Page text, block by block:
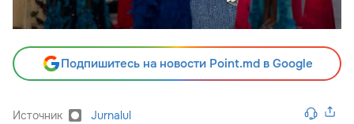
Подпишитесь на новости Point.md в Google
Источник Jurnalul